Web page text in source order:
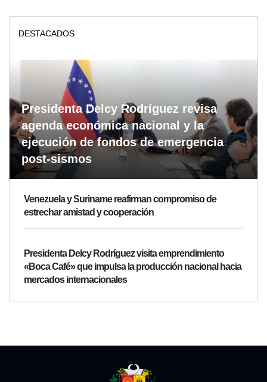
DESTACADOS
Presidenta Delcy Rodríguez revisa
agenda económica nacional y la
ejecución de fondos de emergencia
post-sismos
Venezuela y Suriname reafirman compromiso de
estrechar amistad y cooperación
Presidenta Delcy Rodríguez visita emprendimiento
«Boca Café» que impulsa la producción nacional hacia
mercados internacionales